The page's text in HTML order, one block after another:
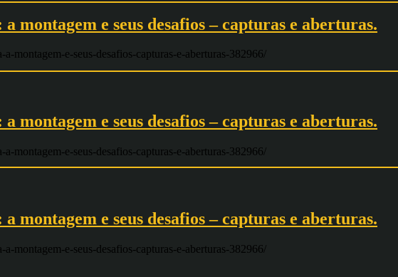
montagem e seus desafios – capturas e aberturas.
montagem-e-seus-desafios-capturas-e-aberturas-382966/
montagem e seus desafios – capturas e aberturas.
montagem-e-seus-desafios-capturas-e-aberturas-382966/
montagem e seus desafios – capturas e aberturas.
montagem-e-seus-desafios-capturas-e-aberturas-382966/